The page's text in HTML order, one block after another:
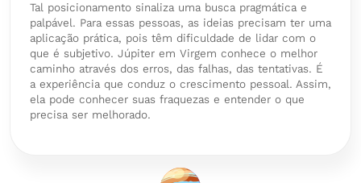
Tal posicionamento sinaliza uma busca pragmática e
palpável. Para essas pessoas, as ideias precisam ter uma
aplicação prática, pois têm dificuldade de lidar com o
que é subjetivo. Júpiter em Virgem conhece o melhor
caminho através dos erros, das falhas, das tentativas. É
a experiência que conduz o crescimento pessoal. Assim,
ela pode conhecer suas fraquezas e entender o que
precisa ser melhorado.